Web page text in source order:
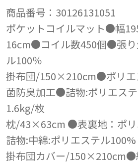
商品番号：30126131051
ポケットコイルマット●幅
16cm●コイル数450個●張り
ル100％
掛布団/150×210cm●ポリ
菌防臭加工●詰物:ポリエス
1.6kg/枚
枕/43×63cm ●表裏地：ポ
詰物:中綿:ポリエステル
掛布団カバー/